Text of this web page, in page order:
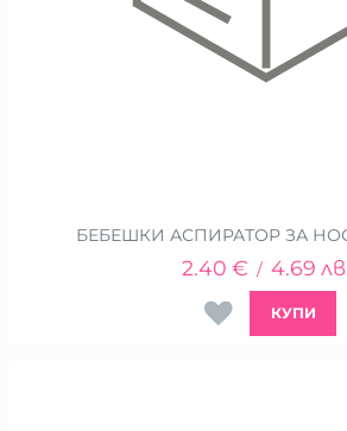
БЕБЕШКИ АСПИРАТОР ЗА НОС
2.40 € / 4.69
КУПИ